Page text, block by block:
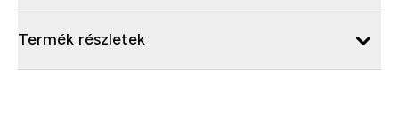
Termék részletek